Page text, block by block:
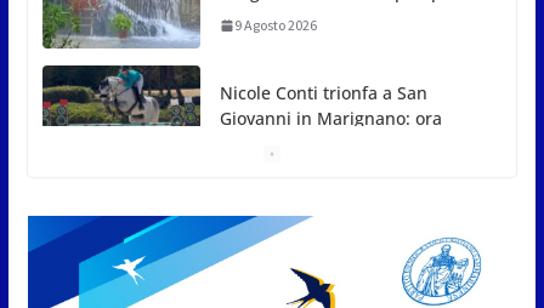
9 Agosto 2026
Dennis Spircu fa doppietta a San Marino: suoi
singolare e doppio nel Junior ITF
Giro aereo d’Italia: a San Marino
è stata l’ultima tappa
9 Agosto 2026